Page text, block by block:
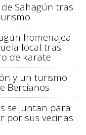
Sahagún tras
homenajea
local tras
de karate
y un turismo
Bercianos
se juntan para
por sus vecinas